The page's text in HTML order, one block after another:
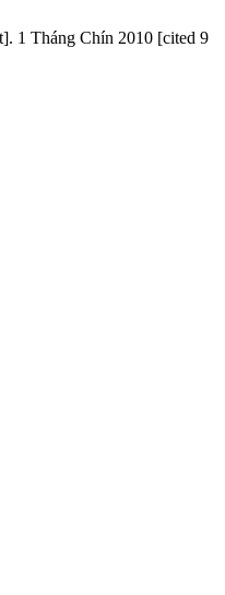
1 Tháng Chín 2010 [cited 9